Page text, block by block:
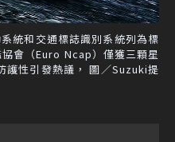
統和交通標誌識別系統列為標
會（Euro Ncap）僅獲三顆星
性引發熱議， 圖／Suzuki提